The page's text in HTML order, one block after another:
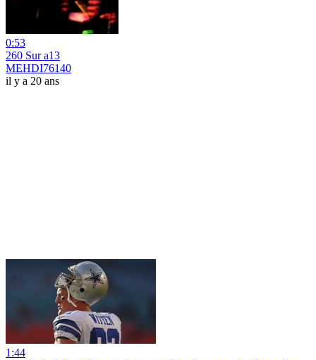
0:53
260 Sur a13
MEHDI76140
il y a 20 ans
1:44